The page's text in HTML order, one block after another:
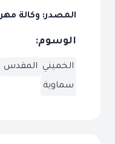
المصدر: وكالة مهر
الوسوم:
الخميني المقدس
سماوية